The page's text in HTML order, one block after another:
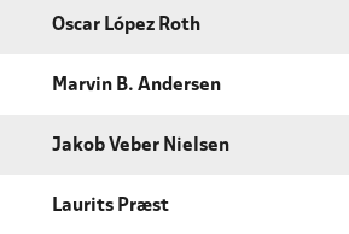
Oscar López Roth
Marvin B. Andersen
Jakob Veber Nielsen
Laurits Præst